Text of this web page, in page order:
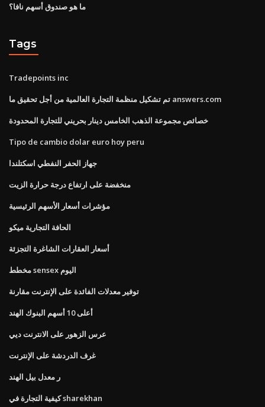
ما هو صندوق أسهم نافا؟
Tags
Tradepoints inc
تم تشكيل منظمة التجارة العالمية من أجل تحقيق ما answers.com
خصائص مجموعة الذهب الخامس دينار بحريني للتجارة المحدودة
Tipo de cambio dolar euro hoy peru
جهاز الحفر النفطي اسكتلندا
منخفضة على ارتفاع درجة حرارة الزيت
مؤشرات أسعار الأسهم الرئيسية
الحافة التجارية ميكو
أسعار العقارات الشاغرة التجزئة
مخطط sensex اليوم
توفير معدلات الفائدة على الإنترنت مقارنة
أعلى 10 أسهم البنوك الهند
عرس الزهور على الانترنت ديي
غرف الدردشة على الإنترنت
ر معدل بيل الهند
كيفية التجارة في sharekhan